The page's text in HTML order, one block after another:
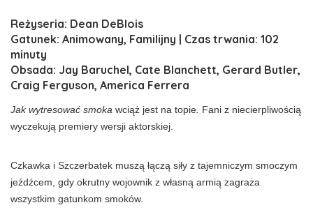
Reżyseria: Dean DeBlois
Gatunek: Animowany, Familijny | Czas trwania: 102
minuty
Obsada: Jay Baruchel, Cate Blanchett, Gerard Butler,
Craig Ferguson, America Ferrera
Jak wytresować smoka wciąż jest na topie Fani z niecierpliwością
wyczekują premiery wersji aktorskiej.
Czkawka i Szczerbatek muszą łączą siły z tajemniczym smoczym
jeźdźcem, gdy okrutny wojownik z własną armią zagraża
wszystkim gatunkom smoków.